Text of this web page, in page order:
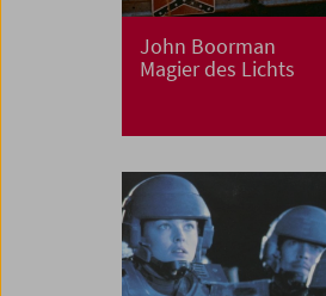
John Boorman
Magier des Lichts